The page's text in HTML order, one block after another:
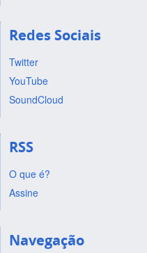
Redes Sociais
Twitter
YouTube
SoundCloud
RSS
O que é?
Assine
Navegação